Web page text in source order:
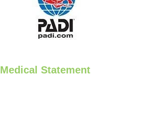
Medical Statement